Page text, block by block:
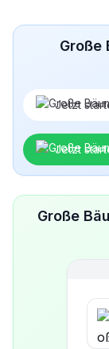
Große
Jetzt
Jetzt
Große